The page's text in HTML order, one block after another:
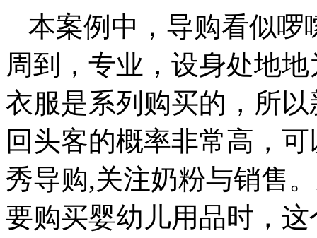
本案例中，导购看似啰
周到，专业，设身处地
衣服是系列购买的，所
回头客的概率非常高，
秀导购,关注奶粉与销售
要购买婴幼儿用品时，